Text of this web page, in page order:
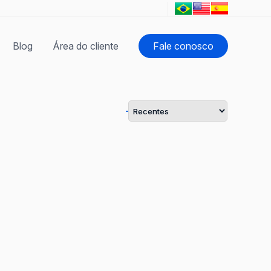
Fale conosco
Área do cliente
Blog